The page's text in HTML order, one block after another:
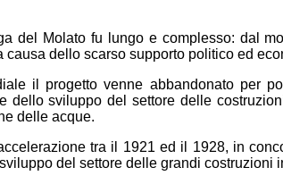
del Molato fu lungo e complesso: dal
causa dello scarso supporto politico ed
il progetto venne abbandonato per
dello sviluppo del settore delle
delle acque.
tra il 1921 ed il 1928, in
del settore delle grandi costruzioni